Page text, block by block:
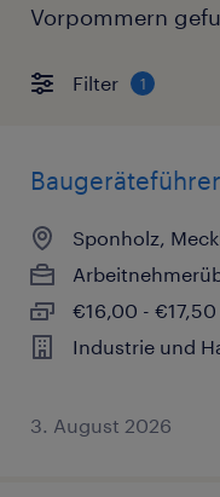
Vorpommern
Filter 1
Sponholz,
€16,00 -
Industrie und
3. August 2026